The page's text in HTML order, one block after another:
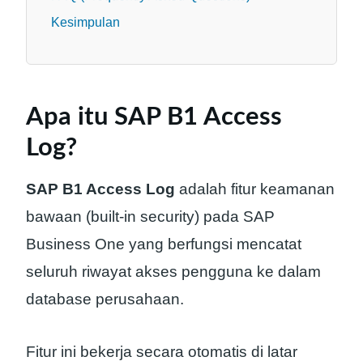
Kesimpulan
Apa itu SAP B1 Access
Log?
SAP B1 Access Log adalah fitur keamanan
bawaan (built-in security) pada SAP
Business One yang berfungsi mencatat
seluruh riwayat akses pengguna ke dalam
database perusahaan.
Fitur ini bekerja secara otomatis di latar